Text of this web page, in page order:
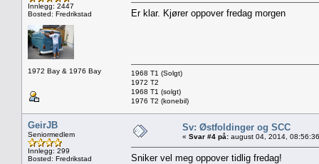
Innlegg: 2447
Bosted: Fredrikstad
1972 Bay & 1976 Bay
Er klar. Kjører oppover fredag morgen
1968 T1 (Solgt)
1972 T2
1968 T1 (solgt)
1976 T2 (konebil)
GeirJB
Seniormedlem
Innlegg: 299
Bosted: Fredrikstad
Sv: Østfoldinger og SCC
« Svar #4 på: august 04, 2014,
Sniker vel meg oppover tidlig fredag!